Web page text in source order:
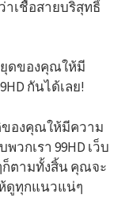
าเชื้อสายบริสุทธิ์
ดของคุณให้มี
กันได้เลย!
องคุณให้มีความ
วกเรา 99HD เว็บ
ก็ตามทั้งสิ้น คุณจะ
ดูทุกแนวแน่ๆ